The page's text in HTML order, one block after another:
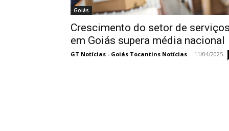
Goiás
Crescimento do setor de
em Goiás supera média nacional
GT Notícias - Goiás Tocantins Notícias - 11/04/2025